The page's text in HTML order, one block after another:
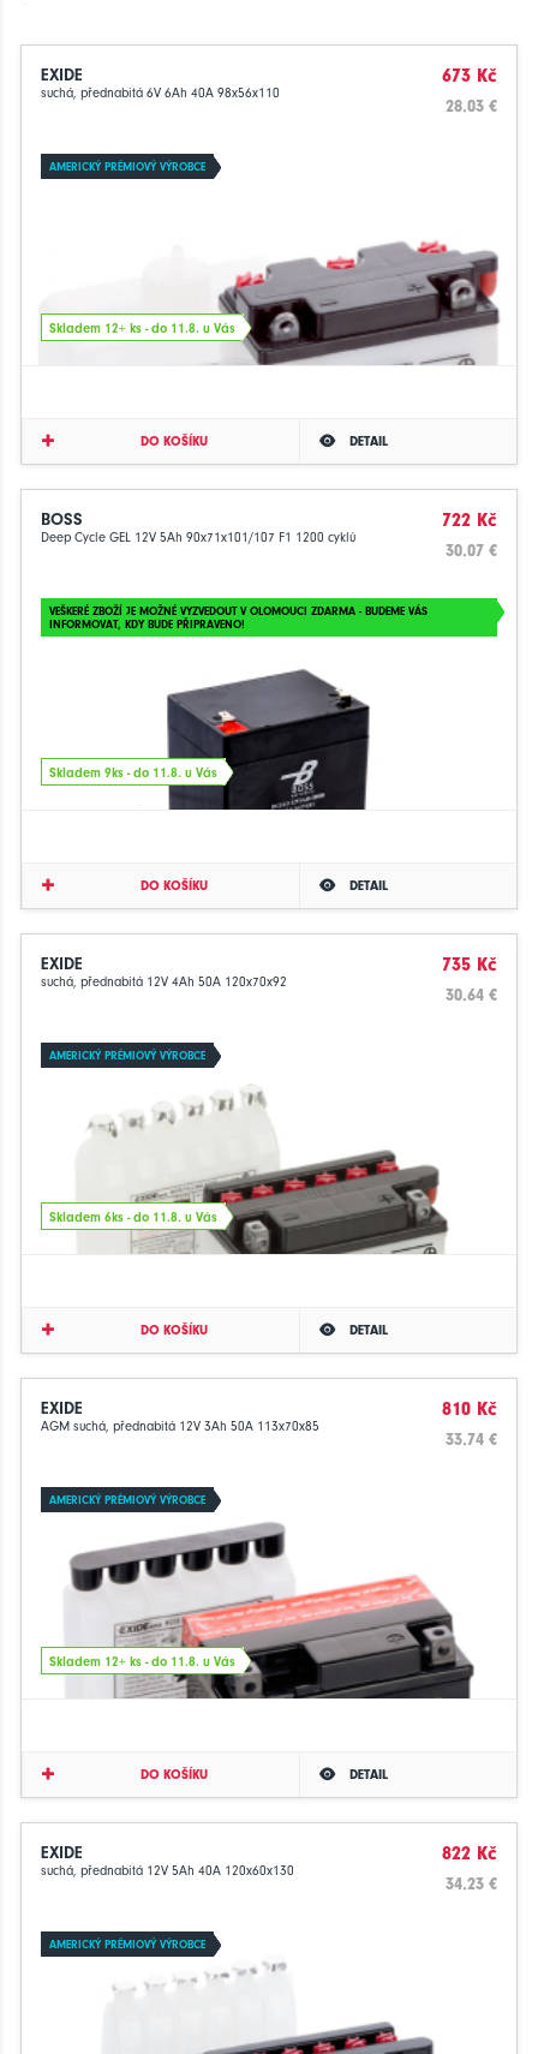
EXIDE
suchá, přednabitá 6V 6Ah 40A 98x56x110
673 Kč
28.03 €
AMERICKÝ PRÉMIOVÝ VÝROBCE
Skladem 12+ ks - do 11.8. u Vás
DO KOŠÍKU DETAIL
BOSS
Deep Cycle GEL 12V 5Ah 90x71x101/107 F1 1200 cyklů
722 Kč
30.07 €
VEŠKERÉ ZBOŽÍ JE MOŽNÉ VYZVEDOUT V OLOMOUCI ZDARMA - BUDEME VÁS
INFORMOVAT, KDY BUDE PŘIPRAVENO!
Skladem 9ks - do 11.8. u Vás
DO KOŠÍKU DETAIL
EXIDE
suchá, přednabitá 12V 4Ah 50A 120x70x92
735 Kč
30.64 €
AMERICKÝ PRÉMIOVÝ VÝROBCE
Skladem 6ks - do 11.8. u Vás
DO KOŠÍKU DETAIL
EXIDE
AGM suchá, přednabitá 12V 3Ah 50A 113x70x85
810 Kč
33.74 €
AMERICKÝ PRÉMIOVÝ VÝROBCE
Skladem 12+ ks - do 11.8. u Vás
DO KOŠÍKU DETAIL
EXIDE
suchá, přednabitá 12V 5Ah 40A 120x60x130
822 Kč
34.23 €
AMERICKÝ PRÉMIOVÝ VÝROBCE